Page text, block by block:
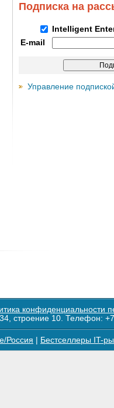
Подписка на
Intelligent
E-mail
Управление
конфиденциальности
34, строение 10. Телефон:
Россия Бестселлеры IT-